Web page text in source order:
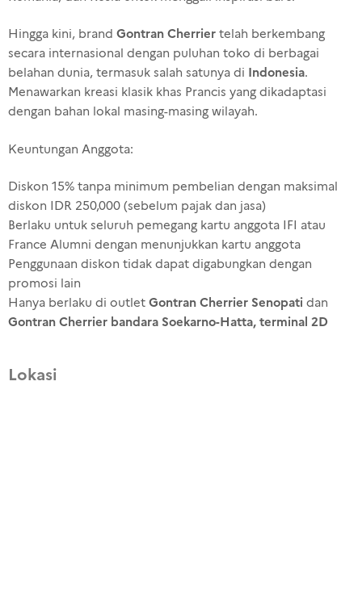
Hingga kini, brand Gontran Cherrier telah berkembang
secara internasional dengan puluhan toko di berbagai
belahan dunia, termasuk salah satunya di Indonesia.
Menawarkan kreasi klasik khas Prancis yang dikadaptasi
dengan bahan lokal masing-masing wilayah.
Keuntungan Anggota:
Diskon 15% tanpa minimum pembelian dengan maksimal
diskon IDR 250,000 (sebelum pajak dan jasa)
Berlaku untuk seluruh pemegang kartu anggota IFI atau
France Alumni dengan menunjukkan kartu anggota
Penggunaan diskon tidak dapat digabungkan dengan
promosi lain
Hanya berlaku di outlet Gontran Cherrier Senopati dan
Gontran Cherrier bandara Soekarno-Hatta, terminal 2D
Lokasi